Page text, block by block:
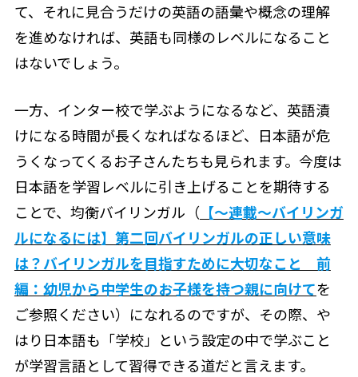
て、それに見合うだけの英語の語彙や概念の理解
を進めなければ、英語も同様のレベルになること
はないでしょう。
一方、インター校で学ぶようになるなど、英語漬
けになる時間が長くなればなるほど、日本語が危
うくなってくるお子さんたちも見られます。今度は
日本語を学習レベルに引き上げることを期待する
ことで、均衡バイリンガル（ 【〜連載〜バイリンガ
ルになるには】第二回バイリンガルの正しい意味
は？バイリンガルを目指すために大切なこと 前
編：幼児から中学生のお子様を持つ親に向けてを
ご参照ください）になれるのですが、その際、や
はり日本語も「学校」という設定の中で学ぶこと
が学習言語として習得できる道だと言えます。